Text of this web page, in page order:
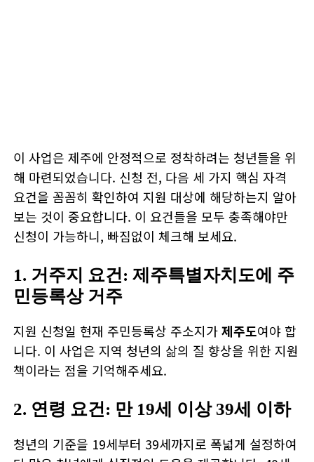
이 사업은 제주에 안정적으로 정착하려는 청년들을 위
해 마련되었습니다. 신청 전, 다음 세 가지 핵심 자격
요건을 꼼꼼히 확인하여 지원 대상에 해당하는지 알아
보는 것이 중요합니다. 이 요건들을 모두 충족해야만
신청이 가능하니, 빠짐없이 체크해 보세요.
1. 거주지 요건: 제주특별자치도에 주
민등록상 거주
지원 신청일 현재 주민등록상 주소지가제주도여야 합
니다. 이 사업은 지역 청년의 삶의 질 향상을 위한 지원
책이라는 점을 기억해주세요.
2. 연령 요건: 만 19세 이상 39세 이하
청년의 기준을 19세부터 39세까지로 폭넓게 설정하여